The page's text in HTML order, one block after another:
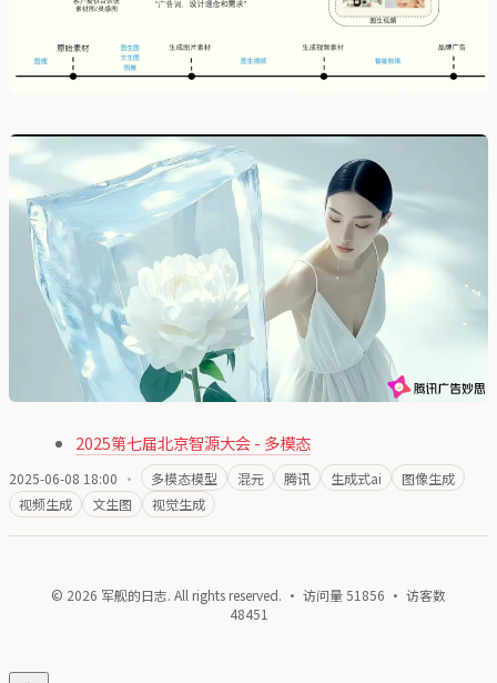
2025第七届北京智源大会 - 多模态
2025-06-08 18:00 · 多模态模型 混元 腾讯 生成式ai
图像生成
视频生成
文生图 视觉生成
© 2026 军舰的日志. All rights reserved. · 访问量51856 · 访客数
48451